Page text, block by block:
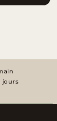
jours